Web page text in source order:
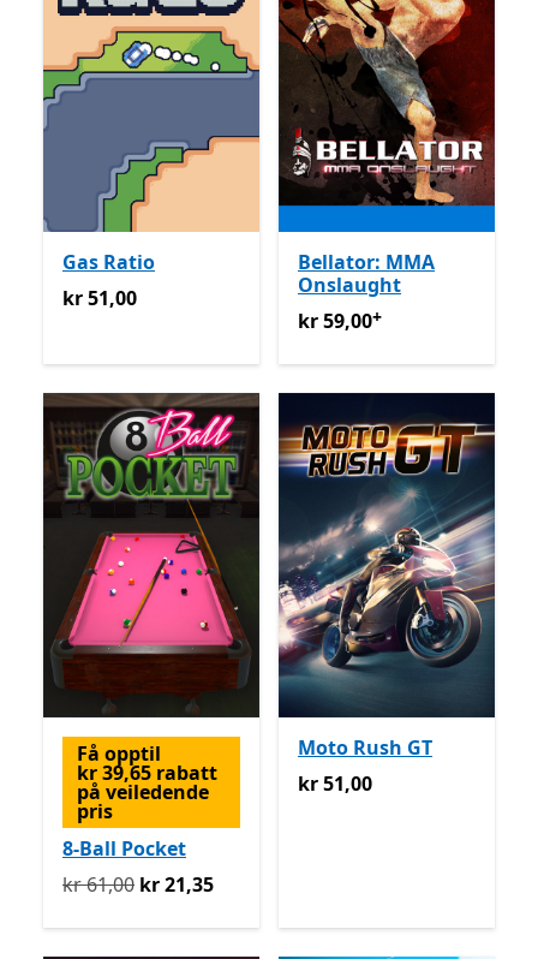
Gas Ratio
kr 51,00
kr 51,00
Bellator: MMA
Onslaught
kr 59,00Tilbyr kjøp i appen
kr 59,00+
Få opptil
kr 39,65 rabatt
på veiledende
pris
8-Ball Pocket
Opprinnelig kr 61,00 nå kr 21,35
kr 61,00 kr 21,35
Moto Rush GT
kr 51,00
kr 51,00